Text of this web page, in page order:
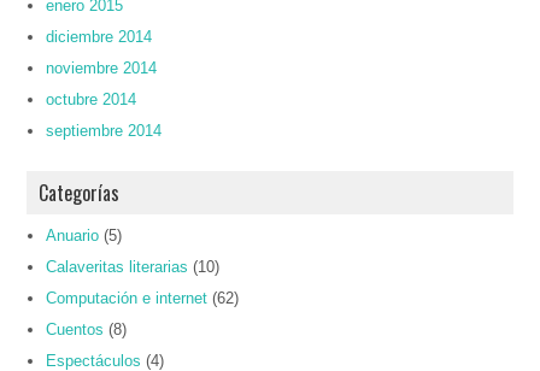
enero 2015
diciembre 2014
noviembre 2014
octubre 2014
septiembre 2014
Categorías
Anuario (5)
Calaveritas literarias (10)
Computación e internet (62)
Cuentos (8)
Espectáculos (4)